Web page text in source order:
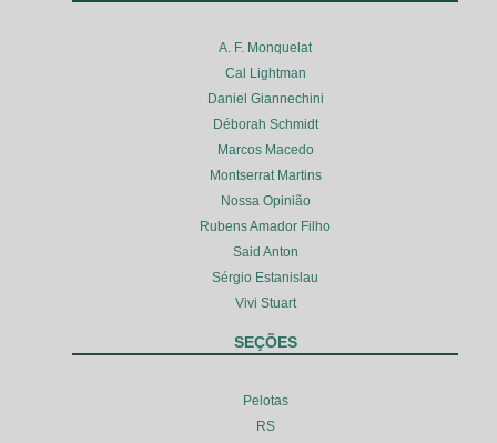
A. F. Monquelat
Cal Lightman
Daniel Giannechini
Déborah Schmidt
Marcos Macedo
Montserrat Martins
Nossa Opinião
Rubens Amador Filho
Said Anton
Sérgio Estanislau
Vivi Stuart
SEÇÕES
Pelotas
RS